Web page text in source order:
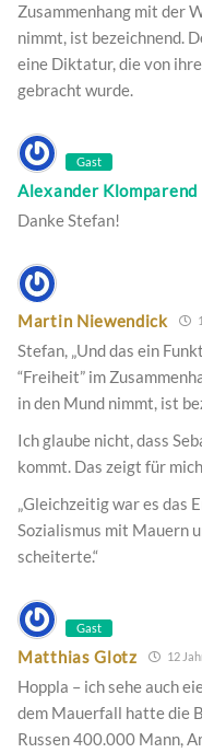
Zusammenhang mit der
nimmt, ist bezeichnend.
eine Diktatur, die von
gebracht wurde.
Gast
Alexander Klomparend
Danke Stefan!
Martin Niewendick
Stefan, „Und das ein
“Freiheit” im
in den Mund nimmt, ist
Ich glaube nicht, dass
kommt. Das zeigt für
„Gleichzeitig war es das
Sozialismus mit Mauern
scheiterte.“
Gast
Matthias Glotz 12
Hoppla – ich sehe auch
dem Mauerfall hatte die
Russen 400.000 Mann,